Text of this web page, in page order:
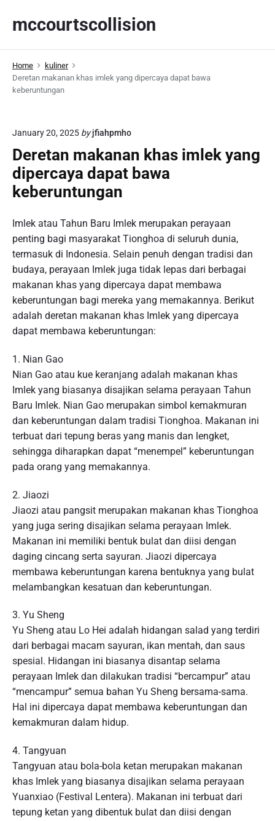
p
mccourtscollision
Home
kuliner
Deretan makanan khas imlek yang dipercaya dapat bawa
keberuntungan
January 20, 2025 by jfiahpmho
Deretan makanan khas imlek yang
dipercaya dapat bawa
keberuntungan
Imlek atau Tahun Baru Imlek merupakan perayaan
penting bagi masyarakat Tionghoa di seluruh dunia,
termasuk di Indonesia. Selain penuh dengan tradisi dan
budaya, perayaan Imlek juga tidak lepas dari berbagai
makanan khas yang dipercaya dapat membawa
keberuntungan bagi mereka yang memakannya. Berikut
adalah deretan makanan khas Imlek yang dipercaya
dapat membawa keberuntungan:
1. Nian Gao
Nian Gao atau kue keranjang adalah makanan khas
Imlek yang biasanya disajikan selama perayaan Tahun
Baru Imlek. Nian Gao merupakan simbol kemakmuran
dan keberuntungan dalam tradisi Tionghoa. Makanan ini
terbuat dari tepung beras yang manis dan lengket,
sehingga diharapkan dapat “menempel” keberuntungan
pada orang yang memakannya.
2. Jiaozi
Jiaozi atau pangsit merupakan makanan khas Tionghoa
yang juga sering disajikan selama perayaan Imlek.
Makanan ini memiliki bentuk bulat dan diisi dengan
daging cincang serta sayuran. Jiaozi dipercaya
membawa keberuntungan karena bentuknya yang bulat
melambangkan kesatuan dan keberuntungan.
3. Yu Sheng
Yu Sheng atau Lo Hei adalah hidangan salad yang terdiri
dari berbagai macam sayuran, ikan mentah, dan saus
spesial. Hidangan ini biasanya disantap selama
perayaan Imlek dan dilakukan tradisi “bercampur” atau
“mencampur” semua bahan Yu Sheng bersama-sama.
Hal ini dipercaya dapat membawa keberuntungan dan
kemakmuran dalam hidup.
4. Tangyuan
Tangyuan atau bola-bola ketan merupakan makanan
khas Imlek yang biasanya disajikan selama perayaan
Yuanxiao (Festival Lentera). Makanan ini terbuat dari
tepung ketan yang dibentuk bulat dan diisi dengan